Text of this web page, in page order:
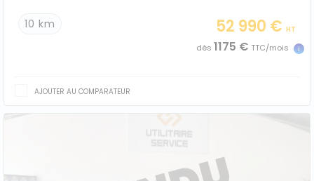
10 km 52 990 € HT
dès 1175 € TTC/mois
AJOUTER AU COMPARATEUR